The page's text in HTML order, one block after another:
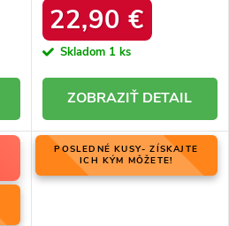
produktu OO274A098
22,90 €
Skladom 1 ks
DETAIL
POSLEDNÉ KUSY- ZÍSKAJTE
ICH KÝM MÔŽETE!